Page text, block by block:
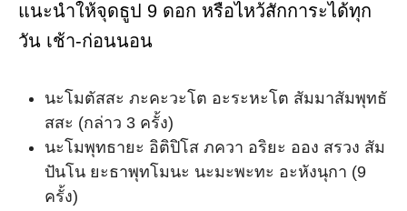
แนะนำให้จุดธูป 9 ดอก หรือไหว้สักการะได้ทุก
วัน เช้า-ก่อนนอน
นะโมตัสสะ ภะคะวะโต อะระหะโต สัมมาสัมพุทธั
สสะ (กล่าว 3 ครั้ง)
นะโมพุทธายะ อิติปิโส ภควา อริยะ ออง สรวง สัม
ปันโน ยะธาพุทโมนะ นะมะพะทะ อะหังนุกา (9
ครั้ง)